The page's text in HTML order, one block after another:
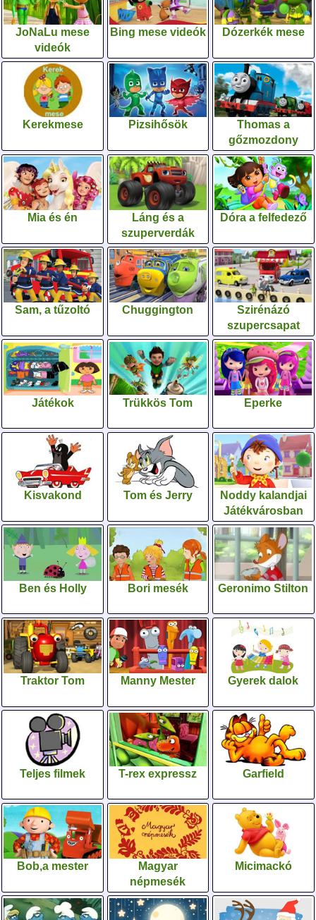
JoNaLu mese
videók
Bing mese videók Dózerkék mese
Kerekmese Pizsihősök
Thomas a
gőzmozdony
Mia és én
Láng és a
szuperverdák
Dóra a felfedező
Sam, a tűzoltó Chuggington
Szirénázó
szupercsapat
Játékok Trükkös Tom Eperke
Kisvakond Tom és Jerry
Noddy kalandjai
Játékvárosban
Ben és Holly Bori mesék Geronimo Stilton
Traktor Tom Manny Mester Gyerek dalok
Teljes filmek T-rex expressz Garfield
Bob,a mester
Magyar
népmesék
Micimackó